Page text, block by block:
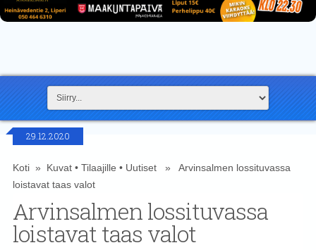
29.12.2020
Koti» Kuvat• Tilaajille • Uutiset» Arvinsalmen lossituvassa
loistavat taas valot
Arvinsalmen lossituvassa
loistavat taas valot